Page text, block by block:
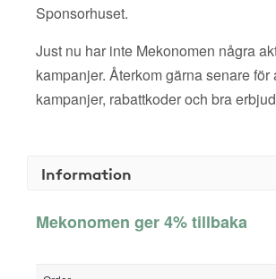
Sponsorhuset.
Just nu har inte Mekonomen några
kampanjer. Återkom gärna senare för
kampanjer, rabattkoder och bra
Information
Mekonomen ger 4% tillbaka